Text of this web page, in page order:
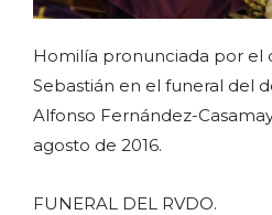
Homilía pronunciada por el
Sebastián en el funeral del
Alfonso Fernández-
agosto de 2016.
FUNERAL DEL RVDO.